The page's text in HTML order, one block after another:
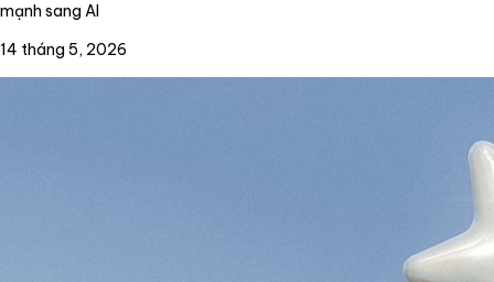
mạnh sang AI
14 tháng 5, 2026